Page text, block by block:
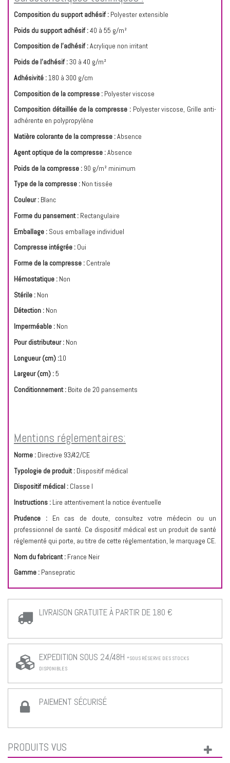
Composition du support adhésif : Polyester extensible
Poids du support adhésif :40 à 55 g/m²
Composition de l'adhésif :Acrylique non irritant
Poids de l'adhésif :30 à 40 g/m²
Adhésivité :180 à 300 g/cm
Composition de la compresse : Polyester viscose
Composition détaillée de la compresse : Polyester viscose, Grille anti-
adhérente en polypropylène
Matière colorante de la compresse :Absence
Agent optique de la compresse :Absence
Poids de la compresse : 90 g/m² minimum
Type de la compresse : Non tissée
Couleur : Blanc
Forme du pansement : Rectangulaire
Emballage : Sous emballage individuel
Compresse intégrée : Oui
Forme de la compresse : Centrale
Hémostatique : Non
Stérile : Non
Détection : Non
Imperméable : Non
Pour distributeur : Non
Longueur (cm) :10
Largeur (cm) :5
Conditionnement : Boite de 20 pansements
Mentions réglementaires:
Norme : Directive 93/42/CE
Typologie de produit : Dispositif médical
Dispositif médical : Classe I
Instructions : Lire attentivement la notice éventuelle
Prudence :En cas de doute, consultez votre médecin ou un
professionnel de santé. Ce dispositif médical est un produit de santé
réglementé qui porte, au titre de cette réglementation, le marquage CE.
Nom du fabricant : France Neir
Gamme : Pansepratic
LIVRAISON GRATUITE À PARTIR DE 180 €
EXPEDITION SOUS 24/48H *SOUS RÉSERVE DES STOCKS
DISPONIBLES
PAIEMENT SÉCURISÉ
PRODUITS VUS